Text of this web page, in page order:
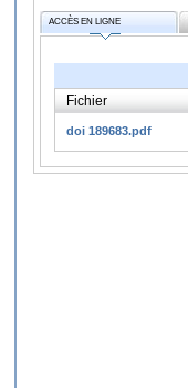
ACCÈS EN LIGNE
Fichier
doi 189683.pdf